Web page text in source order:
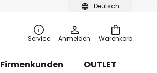
Deutsch
Warenkorb
Service Anmelden
Firmenkunden
OUTLET